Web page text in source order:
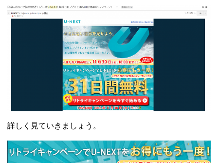
詳しく見ていきましょう。